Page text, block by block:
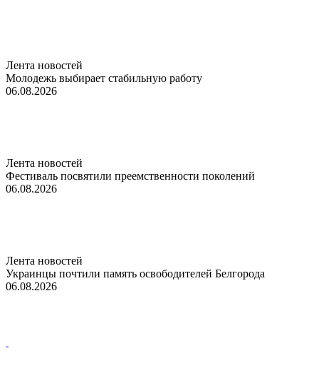
Лента новостей
Молодежь выбирает стабильную работу
06.08.2026
Лента новостей
Фестиваль посвятили преемственности поколений
06.08.2026
Лента новостей
Украинцы почтили память освободителей Белгорода
06.08.2026